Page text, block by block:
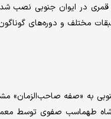
فرمانی از شاه عباس اول صفوی به تاریخ ۱۰۲۴
مختلف و دوره‌های
جنوبی به «صفه
طهماسب صفوی توسط معمار